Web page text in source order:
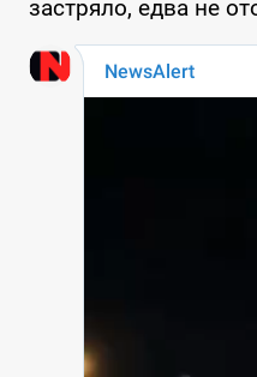
застряло, едва не